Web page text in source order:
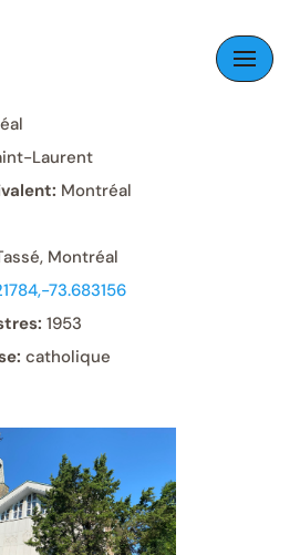
Laurent
Montréal
Montréal
73.683156
1953
catholique